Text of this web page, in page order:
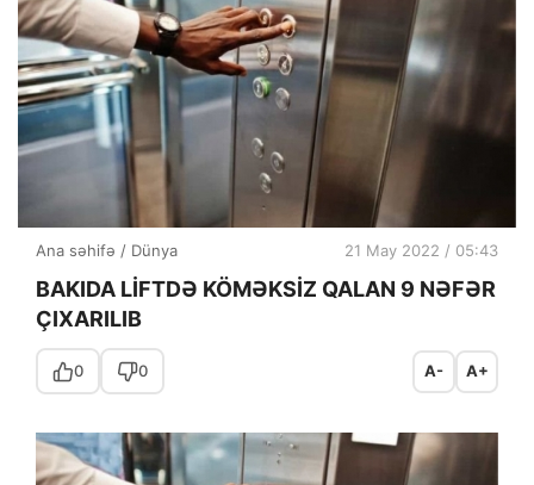
Ana səhifə / Dünya 21 May 2022 / 05:43
BAKIDA LİFTDƏ KÖMƏKSİZ QALAN 9 NƏFƏR
ÇIXARILIB
0 0 A- A+